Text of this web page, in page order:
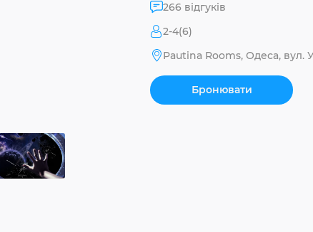
266 відгуків
2-4(6)
Pautina Rooms, Одеса, вул.
Бронювати